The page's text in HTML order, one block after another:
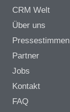
CRM Welt
Über uns
Pressestimmen
Partner
Jobs
Kontakt
FAQ